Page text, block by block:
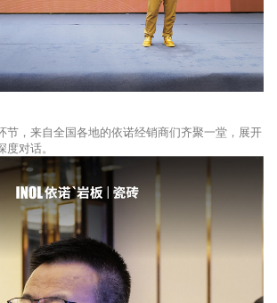
节，来自全国各地的依诺经销商们齐聚一堂，展开
对话。